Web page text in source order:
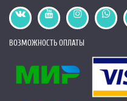
ВОЗМОЖНОСТЬ ОПЛАТЫ